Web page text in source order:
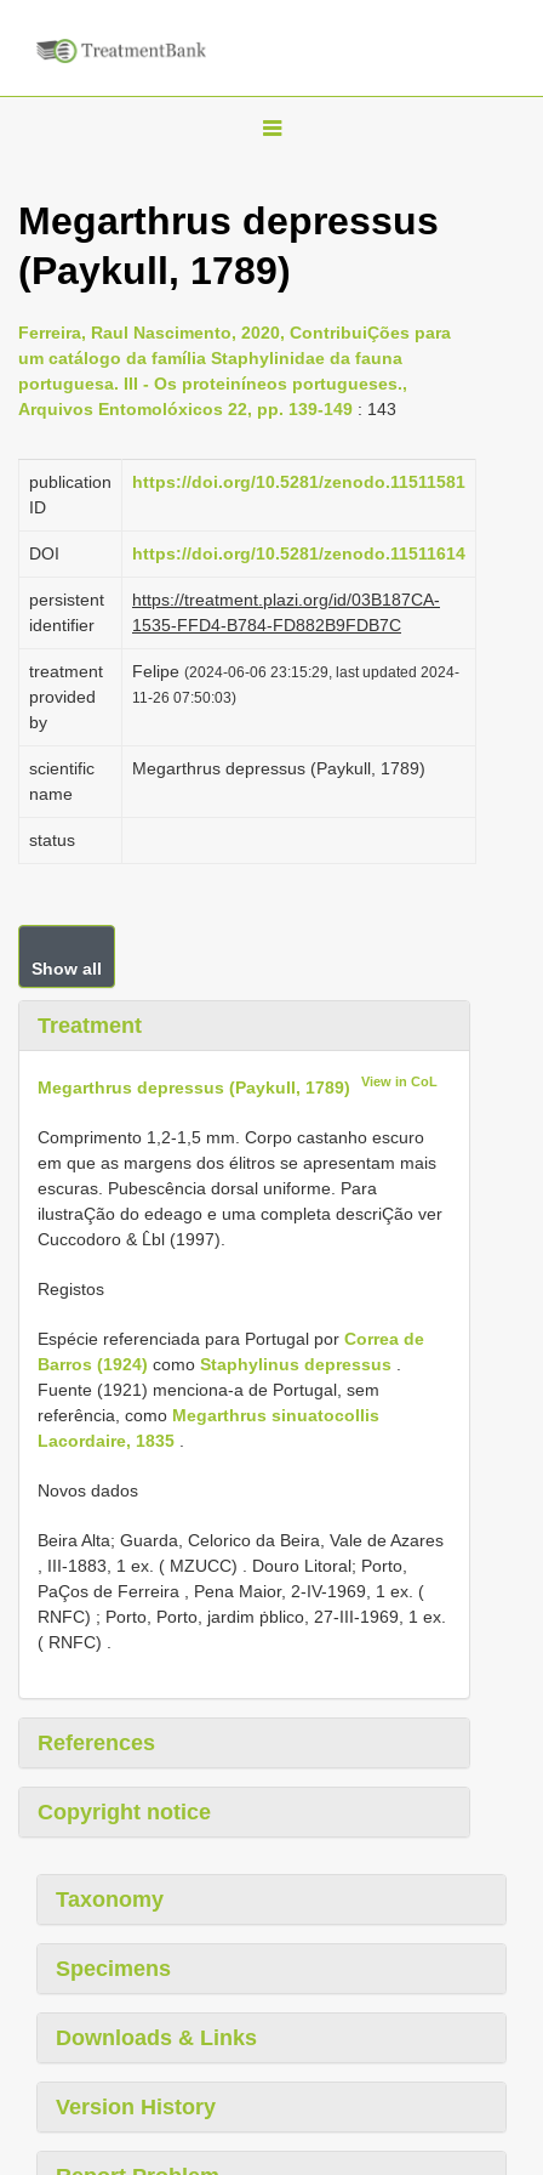
T
g
l
n
a
g
o
n
Megarthrus depressus
(Paykull, 1789)
Ferreira, Raul Nascimento, 2020, ContribuiÇões para
um catálogo da família Staphylinidae da fauna
portuguesa. III - Os proteiníneos portugueses.,
Arquivos Entomolóxicos 22, pp. 139-149 : 143
publication
ID
https://doi.org/10.5281/zenodo.11511581
DOI https://doi.org/10.5281/zenodo.11511614
persistent
identifier
https://treatment.plazi.org/id/03B187CA-
1535-FFD4-B784-FD882B9FDB7C
treatment
provided
by
Felipe (2024-06-06 23:15:29, last updated 2024-
11-26 07:50:03)
scientific
name
Megarthrus depressus (Paykull, 1789)
status
Show all
Treatment
Megarthrus depressus (Paykull, 1789) View in CoL
Comprimento 1,2-1,5 mm. Corpo castanho escuro
em que as margens dos élitros se apresentam mais
escuras. Pubescência dorsal uniforme. Para
ilustraÇão do edeago e uma completa descriÇão ver
Cuccodoro & L̂bl (1997).
Registos
Espécie referenciada para Portugal por Correa de
Barros (1924) como Staphylinus depressus
Fuente (1921) menciona-a de Portugal, sem
referência, como Megarthrus sinuatocollis
Lacordaire, 1835
Novos dados
Beira Alta; Guarda, Celorico da Beira, Vale de Azares
, III-1883, 1 ex. ( MZUCC)
Douro Litoral; Porto,
PaÇos de Ferreira , Pena Maior, 2-IV-1969, 1 ex. (
RNFC) ; Porto, Porto, jardim ṗblico, 27-III-1969, 1 ex.
( RNFC)
References
Copyright notice
Taxonomy
Specimens
Downloads & Links
Version History